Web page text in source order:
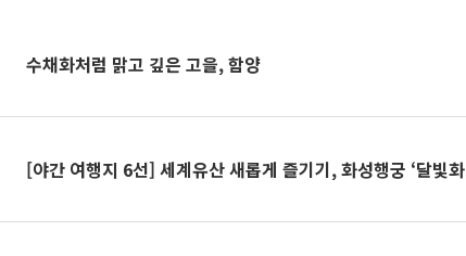
수채화처럼 맑고 깊은 고을, 함양
[야간 여행지 6선] 세계유산 새롭게 즐기기, 화성행궁 ‘달빛